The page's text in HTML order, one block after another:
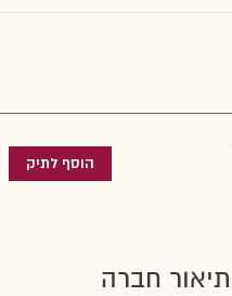
הוסף לתיק
תיאור חברה